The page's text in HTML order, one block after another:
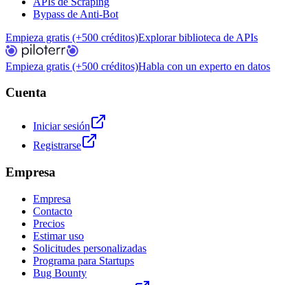
Bypass de Anti-Bot
Empieza gratis (+500 créditos)Explorar biblioteca de APIs
Empieza gratis (+500 créditos)Habla con un experto en datos
Cuenta
Iniciar sesión
Registrarse
Empresa
Empresa
Contacto
Precios
Estimar uso
Solicitudes personalizadas
Programa para Startups
Bug Bounty